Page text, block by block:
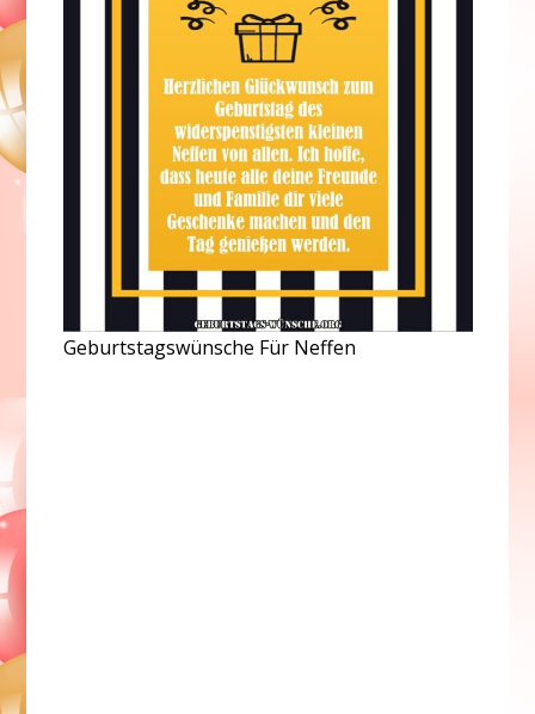
Geburtstagswünsche Für Neffen